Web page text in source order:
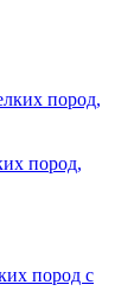
пород,